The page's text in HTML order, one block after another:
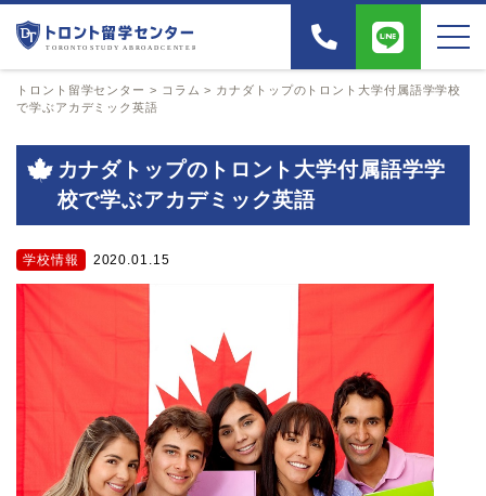
トロント留学センター > コラム > カナダトップのトロント大学付属語学学校
で学ぶアカデミック英語
カナダトップのトロント大学付属語学学
校で学ぶアカデミック英語
学校情報 2020.01.15